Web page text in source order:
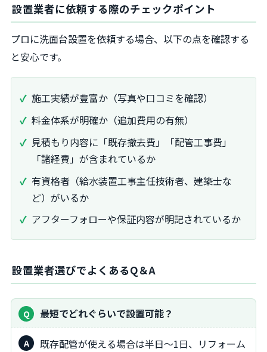
設置業者に依頼する際のチェックポイント
プロに洗面台設置を依頼する場合、以下の点を確認する
と安心です。
施工実績が豊富か（写真や口コミを確認）
料金体系が明確か（追加費用の有無）
見積もり内容に「既存撤去費」「配管工事費」
「諸経費」が含まれているか
有資格者（給水装置工事主任技術者、建築士な
ど）がいるか
アフターフォローや保証内容が明記されているか
設置業者選びでよくあるQ＆A
最短でどれぐらいで設置可能？
既存配管が使える場合は半日～1日、リフォーム